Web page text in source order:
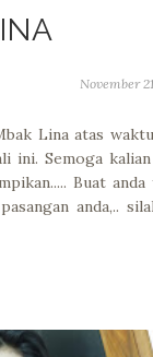
November
Lina atas
ini. Semoga
Buat anda
anda,..